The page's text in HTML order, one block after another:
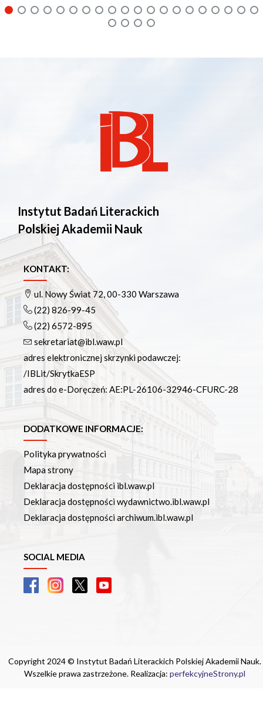
Instytut Badań Literackich
Polskiej Akademii Nauk
KONTAKT:
ul. Nowy Świat 72, 00-330 Warszawa
(22) 826-99-45
(22) 6572-895
sekretariat@ibl.waw.pl
adres elektronicznej skrzynki podawczej:
/IBLit/SkrytkaESP
adres do e-Doręczeń: AE:PL-26106-32946-CFURC-28
DODATKOWE INFORMACJE:
Polityka prywatności
Mapa strony
Deklaracja dostępności ibl.waw.pl
Deklaracja dostępności wydawnictwo.ibl.waw.pl
Deklaracja dostępności archiwum.ibl.waw.pl
SOCIAL MEDIA
Copyright 2024 © Instytut Badań Literackich Polskiej Akademii Nauk.
Wszelkie prawa zastrzeżone. Realizacja: perfekcyjneStrony.pl